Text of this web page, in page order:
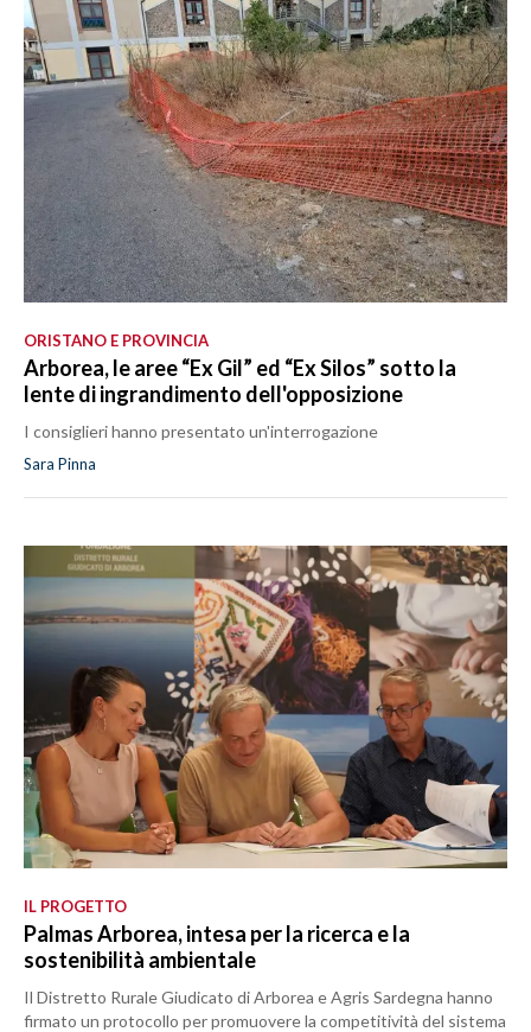
ORISTANO E PROVINCIA
Arborea, le aree “Ex Gil” ed “Ex Silos” sotto la
lente di ingrandimento dell'opposizione
I consiglieri hanno presentato un'interrogazione
Sara Pinna
IL PROGETTO
Palmas Arborea, intesa per la ricerca e la
sostenibilità ambientale
Il Distretto Rurale Giudicato di Arborea e Agris Sardegna hanno
firmato un protocollo per promuovere la competitività del sistema